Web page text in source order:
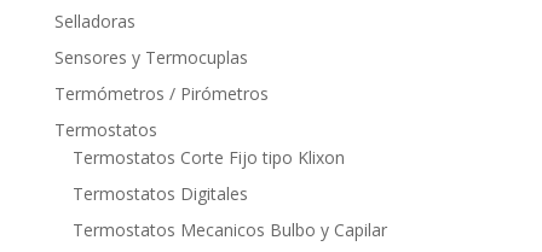
Selladoras
Sensores y Termocuplas
Termómetros / Pirómetros
Termostatos
Termostatos Corte Fijo tipo Klixon
Termostatos Digitales
Termostatos Mecanicos Bulbo y Capilar